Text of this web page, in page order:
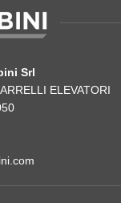
Srl
ELEVATORI